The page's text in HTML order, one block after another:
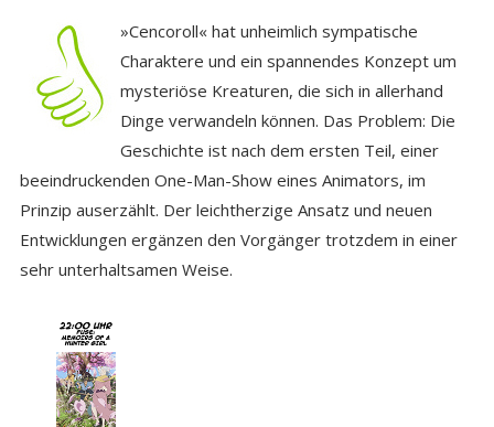
»Cencoroll« hat unheimlich sympatische
Charaktere und ein spannendes Konzept um
mysteriöse Kreaturen, die sich in allerhand
Dinge verwandeln können. Das Problem: Die
Geschichte ist nach dem ersten Teil, einer
beeindruckenden One-Man-Show eines Animators, im
Prinzip auserzählt. Der leichtherzige Ansatz und neuen
Entwicklungen ergänzen den Vorgänger trotzdem in einer
sehr unterhaltsamen Weise.